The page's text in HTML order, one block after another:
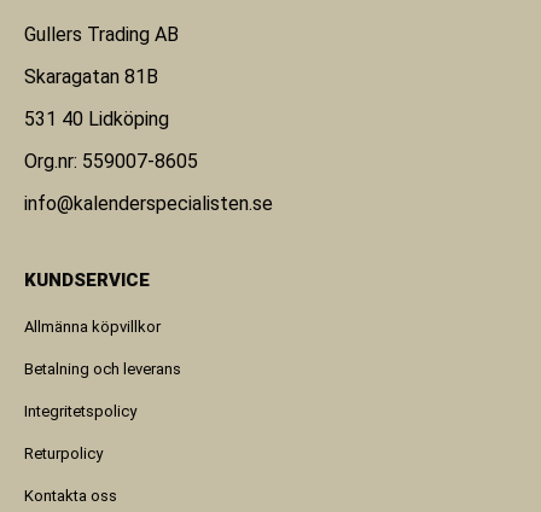
Gullers Trading AB
Skaragatan 81B
531 40 Lidköping
Org.nr: 559007-8605
info@kalenderspecialisten.se
KUNDSERVICE
Allmänna köpvillkor
Betalning och leverans
Integritetspolicy
Returpolicy
Kontakta oss